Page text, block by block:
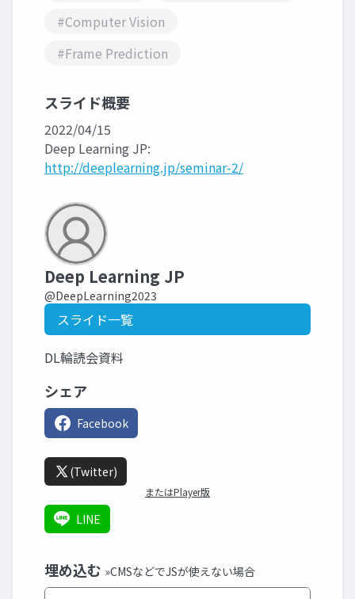
#Computer Vision
#Frame Prediction
スライド概要
2022/04/15
Deep Learning JP:
http://deeplearning.jp/seminar-2/
Deep Learning JP
@DeepLearning2023
スライド一覧
DL輪読会資料
シェア
Facebook
(Twitter)
またはPlayer版
LINE
埋め込む »CMSなどでJSが使えない場合